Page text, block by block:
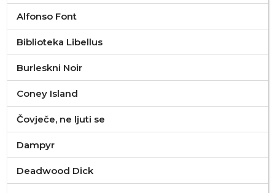
Alfonso Font
Biblioteka Libellus
Burleskni Noir
Coney Island
Čovječe, ne ljuti se
Dampyr
Deadwood Dick